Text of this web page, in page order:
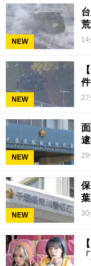
NEW 14
NEW 27
NEW 29
NEW 30